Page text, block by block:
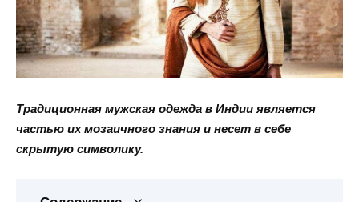
Традиционная мужская одежда в Индии является
частью их мозаичного знания и несет в себе
скрытую символику.